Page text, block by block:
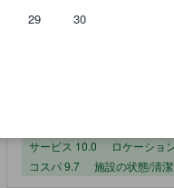
29 30
サービス 10.0
ロケーショ
コスパ 9.7
施設の状態/清